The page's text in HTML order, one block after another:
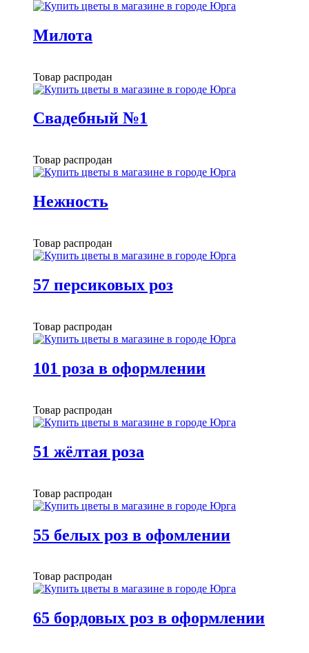
Милота
Товар распродан
Свадебный №1
Товар распродан
Нежность
Товар распродан
57 персиковых роз
Товар распродан
101 роза в оформлении
Товар распродан
51 жёлтая роза
Товар распродан
55 белых роз в офомлении
Товар распродан
65 бордовых роз в оформлении